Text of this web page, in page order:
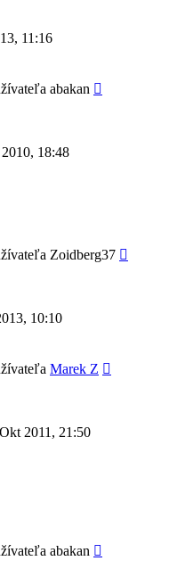
11:16
abakan
18:48
Zoidberg37
10:10
Marek Z
2011, 21:50
abakan